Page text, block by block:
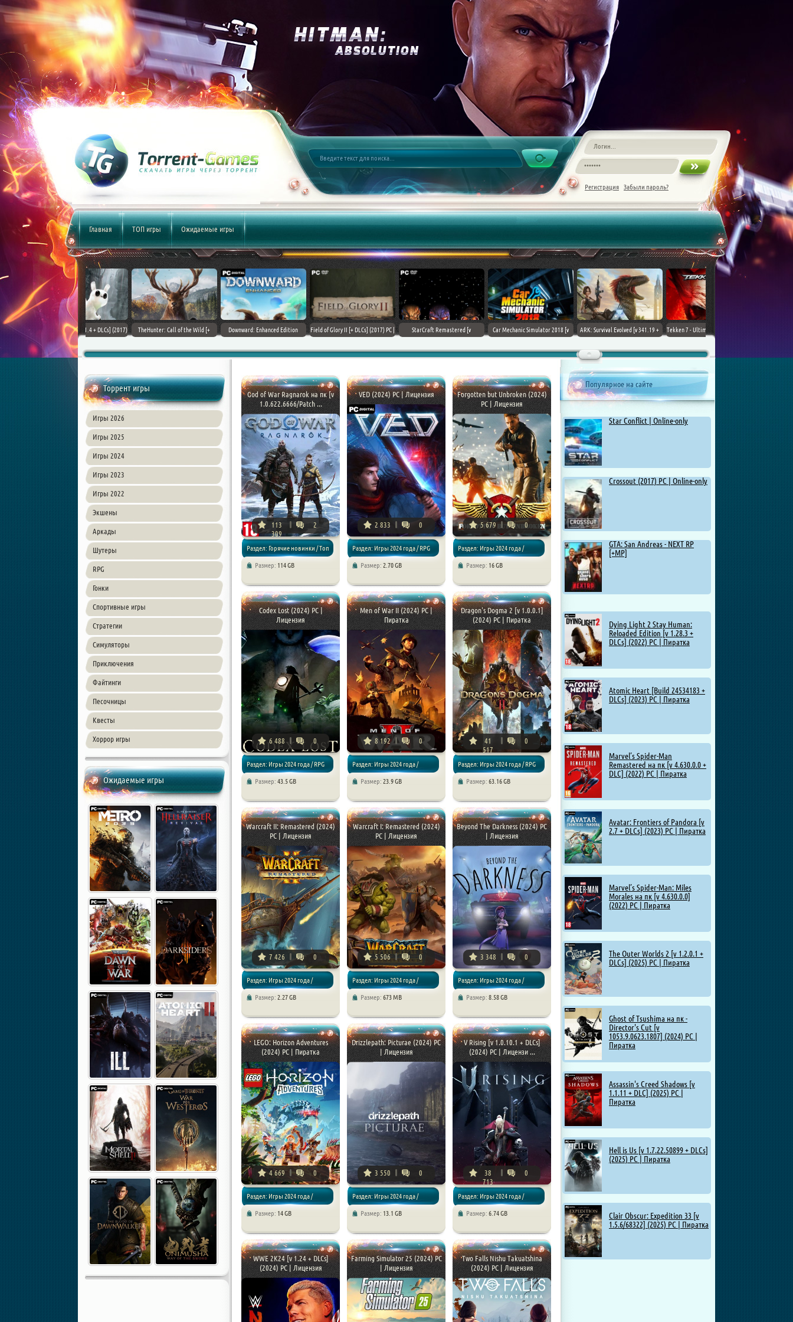
Регистрация Забыли пароль?
Главная ТОП игры Ожидаемые игры
World [v 1.11.4 + DLCs] (2017)
PC | Лицензия
TheHunter: Call of the Wild [+
Downward: Enhanced Edition
Field of Glory II [+ DLCs] (2017) PC |
StarCraft Remastered [v
Car Mechanic Simulator 2018 [v
ARK: Survival Evolved [v 341.19 +
Tekken 7 - Ultimate Edition [v 4.22
Chovka
Торрент игры
Игры 2026
Игры 2025
Игры 2024
Игры 2023
Игры 2022
Экшены
Аркады
Шутеры
RPG
Гонки
Спортивные игры
Стратегии
Симуляторы
Приключения
Файтинги
Песочницы
Квесты
Хоррор игры
Ожидаемые игры
Популярное на сайте
Star Conflict | Online-only
Crossout (2017) PC | Online-only
GTA: San Andreas - NEXT RP
[+MP]
Dying Light 2 Stay Human:
Reloaded Edition [v 1.28.3 +
DLCs] (2022) PC | Пиратка
Atomic Heart [Build 24534183 +
DLCs] (2023) PC | Пиратка
Marvel’s Spider-Man
Remastered на пк [v 4.630.0.0 +
DLC] (2022) PC | Пиратка
Avatar: Frontiers of Pandora [v
2.7 + DLCs] (2023) PC | Пиратка
Marvel’s Spider-Man: Miles
Morales на пк [v 4.630.0.0]
(2022) PC | Пиратка
The Outer Worlds 2 [v 1.2.0.1 +
DLCs] (2025) PC | Пиратка
Ghost of Tsushima на пк -
Director's Cut [v
1053.9.0623.1807] (2024) PC |
Пиратка
Assassin's Creed Shadows [v
1.1.11 + DLC] (2025) PC |
Пиратка
Hell is Us [v 1.7.22.50899 + DLCs]
(2025) PC | Пиратка
Clair Obscur: Expedition 33 [v
1.5.6/68322] (2025) PC | Пиратка
God of War Ragnarok на пк [v
1.0.622.6666/Patch ...
113
309
2
Раздел: Горячие новинки / Топ
Приключения
Размер: 114 GB
VED (2024) PC | Лицензия
2 833 0
Раздел: Игры 2024 года / RPG
Размер: 2.70 GB
Forgotten but Unbroken (2024)
PC | Лицензия
5 679 0
Раздел: Игры 2024 года /
Размер: 16 GB
Codex Lost (2024) PC |
Лицензия
6 488 0
Раздел: Игры 2024 года / RPG
Размер: 43.5 GB
Men of War II (2024) PC |
Пиратка
8 192 0
Раздел: Игры 2024 года /
Размер: 23.9 GB
Dragon's Dogma 2 [v 1.0.0.1]
(2024) PC | Пиратка
41
517
0
Раздел: Игры 2024 года / RPG
Размер: 63.16 GB
Warcraft II: Remastered (2024)
PC | Лицензия
7 426 0
Раздел: Игры 2024 года /
Размер: 2.27 GB
Warcraft I: Remastered (2024)
PC | Лицензия
5 506 0
Раздел: Игры 2024 года /
Размер: 673 MB
Beyond The Darkness (2024) PC
| Лицензия
3 348 0
Раздел: Игры 2024 года /
Размер: 8.58 GB
LEGO: Horizon Adventures
(2024) PC | Пиратка
4 669 0
Раздел: Игры 2024 года /
Размер: 14 GB
Drizzlepath: Picturae (2024) PC
| Лицензия
3 550 0
Раздел: Игры 2024 года /
Размер: 13.1 GB
V Rising [v 1.0.10.1 + DLCs]
(2024) PC | Лицензи ...
38
713
0
Раздел: Игры 2024 года /
Размер: 6.74 GB
WWE 2K24 [v 1.24 + DLCs]
(2024) PC | Лицензия
Farming Simulator 25 (2024) PC
| Лицензия
Two Falls Nishu Takuatshina
(2024) PC | Лицензия